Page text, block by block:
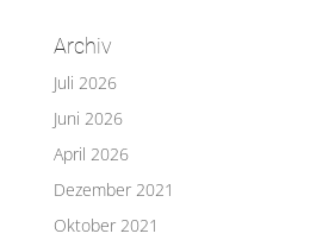
Archiv
Juli 2026
Juni 2026
April 2026
Dezember 2021
Oktober 2021